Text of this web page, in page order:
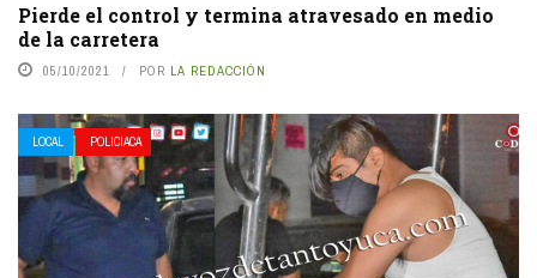
Pierde el control y termina atravesado en medio
de la carretera
05/10/2021 POR LA REDACCIÓN
LOCAL POLICIACA